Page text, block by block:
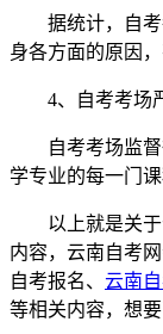
据统计，自考
身各方面的原因
4、自考考场
自考考场监督
学专业的每一门
以上就是关于
内容，云南自考
自考报名、 云南
等相关内容，想